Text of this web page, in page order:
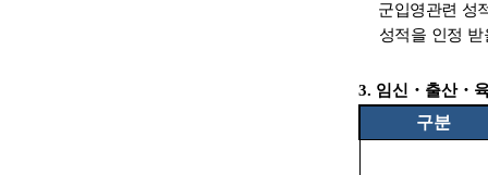
군입영관련 성
성적을 인정 받
3. 임신 ・ 출산・
구분